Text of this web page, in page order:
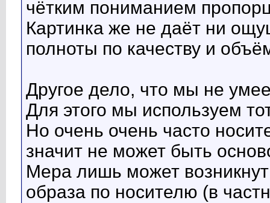
чётким пониманием
Картинка же не даёт ни
полноты по качеству и
Другое дело, что мы не
Для этого мы используем
Но очень очень часто
значит не может быть
Мера лишь может
образа по носителю (в